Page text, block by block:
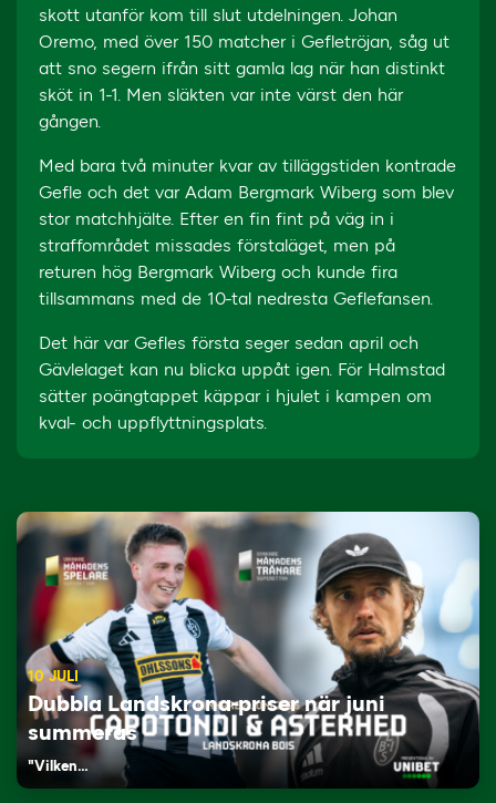
skott utanför kom till slut utdelningen. Johan
Oremo, med över 150 matcher i Gefletröjan, såg ut
att sno segern ifrån sitt gamla lag när han distinkt
sköt in 1-1. Men släkten var inte värst den här
gången.
Med bara två minuter kvar av tilläggstiden kontrade
Gefle och det var Adam Bergmark Wiberg som blev
stor matchhjälte. Efter en fin fint på väg in i
straffområdet missades förstaläget, men på
returen hög Bergmark Wiberg och kunde fira
tillsammans med de 10-tal nedresta Geflefansen.
Det här var Gefles första seger sedan april och
Gävlelaget kan nu blicka uppåt igen. För Halmstad
sätter poängtappet käppar i hjulet i kampen om
kval- och uppflyttningsplats.
10 JULI
Dubbla Landskrona-priser när juni
summeras
"Vilken…